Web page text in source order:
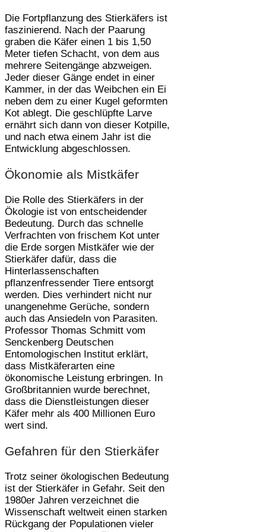
Die Fortpflanzung des Stierkäfers ist
faszinierend. Nach der Paarung
graben die Käfer einen 1 bis 1,50
Meter tiefen Schacht, von dem aus
mehrere Seitengänge abzweigen.
Jeder dieser Gänge endet in einer
Kammer, in der das Weibchen ein Ei
neben dem zu einer Kugel geformten
Kot ablegt. Die geschlüpfte Larve
ernährt sich dann von dieser Kotpille,
und nach etwa einem Jahr ist die
Entwicklung abgeschlossen.
Ökonomie als Mistkäfer
Die Rolle des Stierkäfers in der
Ökologie ist von entscheidender
Bedeutung. Durch das schnelle
Verfrachten von frischem Kot unter
die Erde sorgen Mistkäfer wie der
Stierkäfer dafür, dass die
Hinterlassenschaften
pflanzenfressender Tiere entsorgt
werden. Dies verhindert nicht nur
unangenehme Gerüche, sondern
auch das Ansiedeln von Parasiten.
Professor Thomas Schmitt vom
Senckenberg Deutschen
Entomologischen Institut erklärt,
dass Mistkäferarten eine
ökonomische Leistung erbringen. In
Großbritannien wurde berechnet,
dass die Dienstleistungen dieser
Käfer mehr als 400 Millionen Euro
wert sind.
Gefahren für den Stierkäfer
Trotz seiner ökologischen Bedeutung
ist der Stierkäfer in Gefahr. Seit den
1980er Jahren verzeichnet die
Wissenschaft weltweit einen starken
Rückgang der Populationen vieler